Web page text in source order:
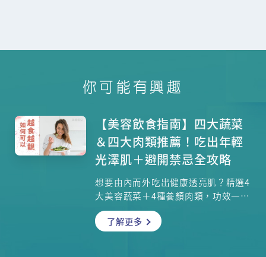
你可能有興趣
【美容飲食指南】四大蔬菜
＆四大肉類推薦！吃出年輕
光澤肌＋避開禁忌全攻略
想要由內而外吃出健康透亮肌？精選4
大美容蔬菜＋4種養顏肉類，功效一次
解析！天然食物中的高維他命C、抗氧
化成分、膠原蛋白促進因子，助你輕
了解更多